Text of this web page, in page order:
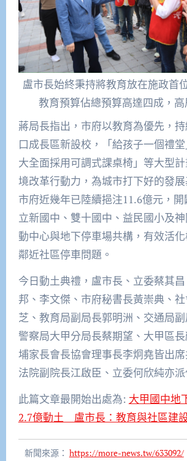
盧市長始終秉持將教育放在施政首
教育預算佔總預算高達四成，
蔣局長指出，市府以教育為優先，
口成長區新設校，「給孩子一個禮
大全面採用可調式課桌椅」等大型
境改革行動力，為城市打下好的發展
市府近幾年已陸續挹注11.6億元，開
立新國中、雙十國中、益民國小及
動中心與地下停車場共構，有效活
鄰近社區停車問題。
今日動土典禮，盧市長、立委蔡其
邦、李文傑、市府秘書長黃崇典、
芝、教育局副局長郭明洲、交通局副
警察局大甲分局長蔡期望、大甲區
埔家長會長協會理事長李炯堯皆出
法院副院長江啟臣、立委何欣純亦派
此篇文章最開始出處為: 大甲國中地
2.7億動土 盧市長：教育與社區建
新聞來源： https://more-news.tw/633092/